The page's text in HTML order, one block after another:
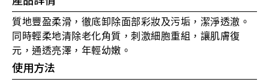
質地豐盈柔滑，徹底卸除面部彩妝及污垢，潔淨透澈。
同時輕柔地清除老化角質，刺激細胞重組，讓肌膚復
元，通透亮澤，年輕幼嫩。
使用方法